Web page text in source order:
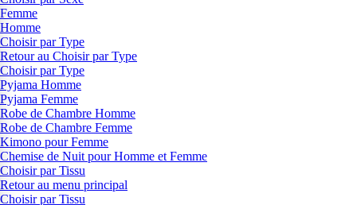
Femme
Homme
Choisir par Type
Retour au Choisir par Type
Choisir par Type
Pyjama Homme
Pyjama Femme
Robe de Chambre Homme
Robe de Chambre Femme
Kimono pour Femme
Chemise de Nuit pour Homme et Femme
Choisir par Tissu
Retour au menu principal
Choisir par Tissu